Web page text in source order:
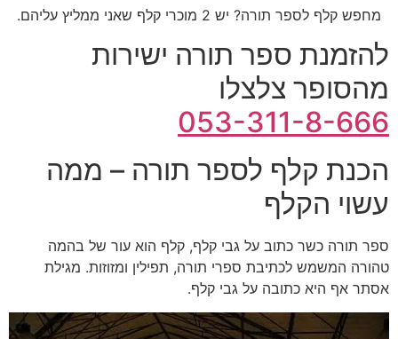
מחפש קלף לספר תורה? יש 2 מוכרי קלף שאני ממליץ עליהם.
להזמנת ספר תורה ישירות
מהסופר צלצלו
053-311-8-666
הכנת קלף לספר תורה – ממה
עשוי הקלף
ספר תורה כשר כתוב על גבי קלף, קלף הוא עור של בהמה
טהורה המשמש לכתיבת ספרי תורה, תפילין ומזוזות. מגילת
אסתר אף היא כתובה על גבי קלף.